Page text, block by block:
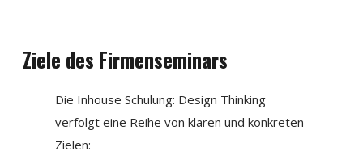
Ziele des Firmenseminars
Die Inhouse Schulung: Design Thinking
verfolgt eine Reihe von klaren und konkreten
Zielen: